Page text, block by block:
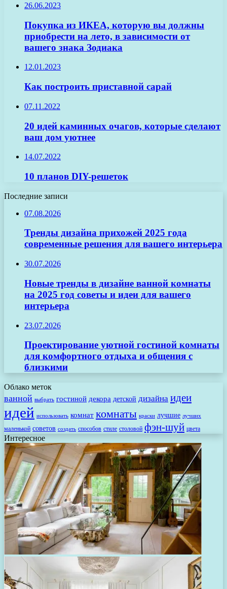
26.06.2023
Покупка из ИКЕА, которую вы должны
приобрести на лето, в зависимости от
вашего знака Зодиака
12.01.2023
Как построить приставной сарай
07.11.2022
20 идей каминных очагов, которые сделают
ваш дом уютнее
14.07.2022
10 планов DIY-решеток
Последние записи
07.08.2026
Тренды дизайна прихожей 2025 года
современные решения для вашего интерьера
30.07.2026
Новые тренды в дизайне ванной комнаты
на 2025 год советы и идеи для вашего
интерьера
23.07.2026
Проектирование уютной гостиной комнаты
для комфортного отдыха и общения с
близкими
Облако меток
ванной выбрать гостиной декора детской дизайна идеи
идей использовать комнат комнаты краски лучшие лучших
маленькой советов создать способов стиле столовой фэн-шуй цвета
Интересное